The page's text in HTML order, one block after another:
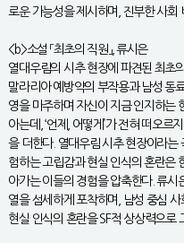
로운 가능성을 제시하며, 진부한 사회
<b>소설 「최초의 직원」, 류시은
열대우림의 시추 현장에 파견된 최초
말라리아 예방약의 부작용과 남성 동
영을 마주하며 자신이 지금 인지하는
아는데, ‘언제, 어떻게’가 전혀 떠오르
을 더한다. 열대우림 시추 현장이라는
험하는 고립감과 현실 인식의 혼란은
아가는 이들의 경험을 압축한다. 류시
열을 섬세하게 포착하며, 남성 중심 사
현실 인식의 혼란을 SF적 상상력으로